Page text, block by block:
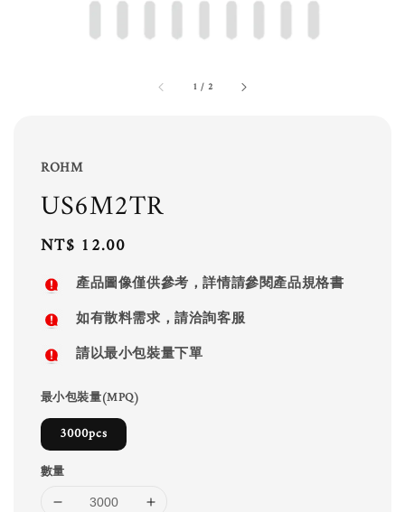
1 / 2
ROHM
US6M2TR
Regular
price
NT$ 12.00
產品圖像僅供參考，詳情請參閱產品規格書
如有散料需求，請洽詢客服
請以最小包裝量下單
最小包裝量(MPQ)
3000pcs
數量